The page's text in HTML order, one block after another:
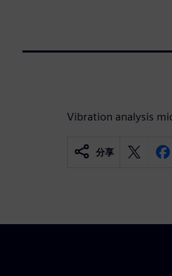
Vibration analysis
分享